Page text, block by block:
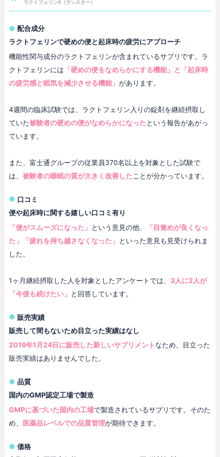
ラクトフェリンS（サンスター）
配合成分
ラクトフェリンで硬めの便と起床時の疲労にアプローチ
機能性関与成分のラクトフェリンが含まれているサプリです。ラ
クトフェリンには 「硬めの便をなめらかにする機能」と「起床時
の疲労感と眠気を減少させる機能」 があります。
4週間の臨床試験では、ラクトフェリン入りの錠剤を継続摂取し
ていた被験者の硬めの便がなめらかになったという報告があがっ
ています。
また、富士通グループの従業員370名以上を対象とした試験で
は、 被験者の睡眠の質が大きく改善したことが分かっています。
口コミ
便や起床時に関する嬉しい口コミ有り
「便がスムーズになった」 という意見の他、
「目覚めが良くなっ
た」「疲れを持ち越さなくなった」 といった意見も見受けられま
した。
1ヶ月継続摂取した人を対象としたアンケートでは、 3人に2人が
「今後も続けたい」 と回答しています。
販売実績
販売して間もないため目立った実績はなし
2019年1月24日に販売した新しいサプリメント なため、目立った
販売実績はありませんでした。
品質
国内のGMP認定工場で製造
GMPに基づいた国内の工場で製造されているサプリです。そのた
め、 医薬品レベルでの品質管理が期待できます。
価格